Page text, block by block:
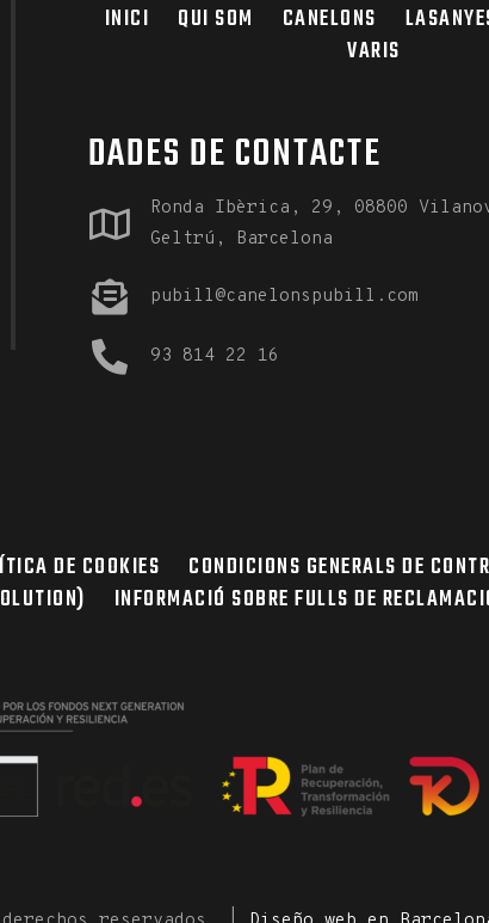
INICI QUI SOM CANELONS
VARIS
DADES DE CONTACTE
Ronda Ibèrica, 29, 08800
Geltrú, Barcelona
pubill@canelonspubill.com
93 814 22 16
DE COOKIES
CONDICIONS GENERALS DE
INFORMACIÓ SOBRE FULLS DE